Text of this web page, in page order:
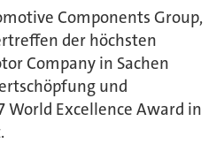
Components Group,
der höchsten
Company in Sachen
und
World Excellence Award in